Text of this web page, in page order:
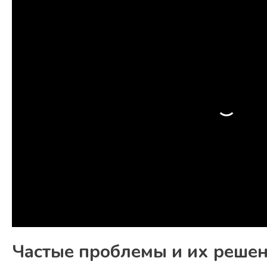
Частые проблемы и их